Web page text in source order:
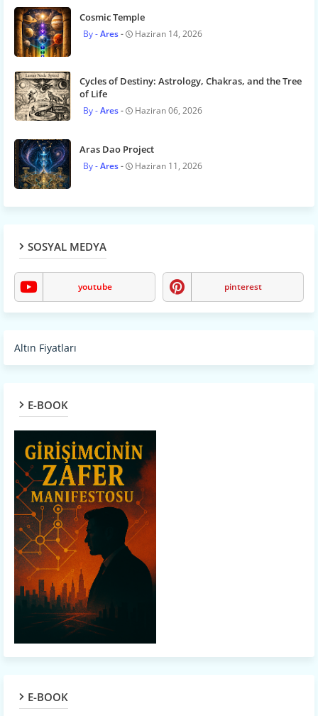
Cosmic Temple
Ares Haziran 14, 2026
Cycles of Destiny: Astrology, Chakras, and the Tree
of Life
Ares Haziran 06, 2026
Aras Dao Project
Ares Haziran 11, 2026
SOSYAL MEDYA
youtube pinterest
Altın Fiyatları
E-BOOK
E-BOOK